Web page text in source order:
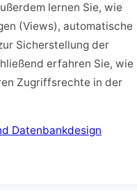
lernen Sie, wie
(Views), automatische
Sicherstellung der
erfahren Sie, wie
Zugriffsrechte in der
Datenbankdesign